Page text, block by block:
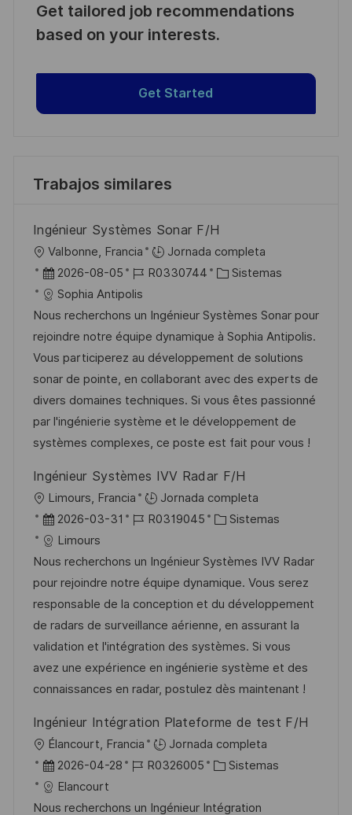
Get tailored job recommendations
based on your interests.
Get Started
Trabajos similares
Ingénieur Systèmes Sonar F/H
U
b
c
a
c
i
ó
n
Valbonne, Francia
Jornada completa
F
e
c
h
a
d
e
p
u
l
i
c
a
c
i
ó
n
2026-08-05
I
D
d
e
e
m
p
l
e
R0330744
C
t
e
g
o
r
í
a
Sistemas
Sophia Antipolis
Nous recherchons un Ingénieur Systèmes Sonar pour
rejoindre notre équipe dynamique à Sophia Antipolis.
Vous participerez au développement de solutions
sonar de pointe, en collaborant avec des experts de
divers domaines techniques. Si vous êtes passionné
par l'ingénierie système et le développement de
systèmes complexes, ce poste est fait pour vous !
Ingénieur Systèmes IVV Radar F/H
U
b
c
a
c
i
ó
n
Limours, Francia
Jornada completa
F
e
c
h
a
d
e
p
u
l
i
c
a
2026-03-31
I
d
e
e
m
p
l
e
R0319045
C
t
e
g
o
r
í
a
Sistemas
Limours
Nous recherchons un Ingénieur Systèmes IVV Radar
pour rejoindre notre équipe dynamique. Vous serez
responsable de la conception et du développement
de radars de surveillance aérienne, en assurant la
validation et l'intégration des systèmes. Si vous
avez une expérience en ingénierie système et des
connaissances en radar, postulez dès maintenant !
Ingénieur Intégration Plateforme de test F/H
U
b
c
Élancourt, Francia
Jornada completa
F
e
c
2026-04-28
I
d
R0326005
C
t
Sistemas
Elancourt
Nous recherchons un Ingénieur Intégration